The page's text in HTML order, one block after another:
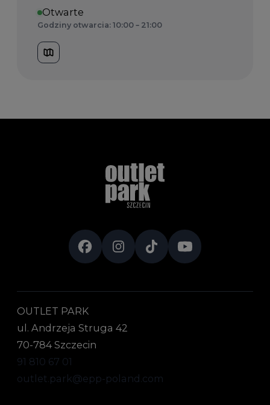
Otwarte
Godziny otwarcia: 10:00 – 21:00
OUTLET PARK
ul. Andrzeja Struga 42
70-784 Szczecin
91 810 67 01
outlet.park@epp-poland.com